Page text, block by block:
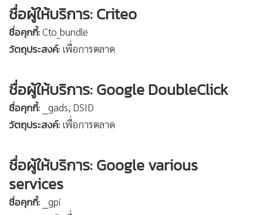
ชื่อผู้ให้บริการ: Criteo
ชื่อคุกกี้:Cto_bundle
วัตถุประสงค์: เพื่อการตลาด
ชื่อผู้ให้บริการ: Google DoubleClick
ชื่อคุกกี้: __gads, DSID
วัตถุประสงค์: เพื่อการตลาด
ชื่อผู้ให้บริการ: Google various
services
ชื่อคุกกี้: __gpi